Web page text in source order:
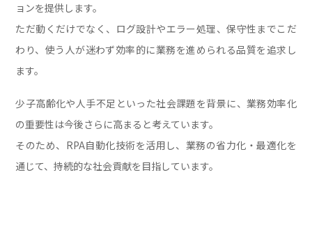
ョンを提供します。
ただ動くだけでなく、ログ設計やエラー処理、保守性までこだ
わり、 使う人が迷わず効率的に業務を進められる品質を追求し
ます。
少子高齢化や人手不足といった社会課題を背景に、業務効率化
の重要性は今後さらに高まると考えています。
そのため、RPA自動化技術を活用し、業務の省力化・最適化を
通じて、持続的な社会貢献を目指しています。